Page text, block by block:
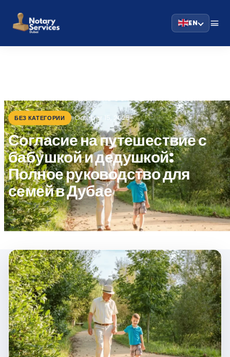
EN
СОГЛАСИЕ НА ПУТЕШЕСТВИЕ С БАБУШКОЙ И ДЕДУШКОЙ:…
БЕЗ КАТЕГОРИИ October 15, 2025
Согласие на путешествие с
бабушкой и дедушкой:
Полное руководство для
семей в Дубае